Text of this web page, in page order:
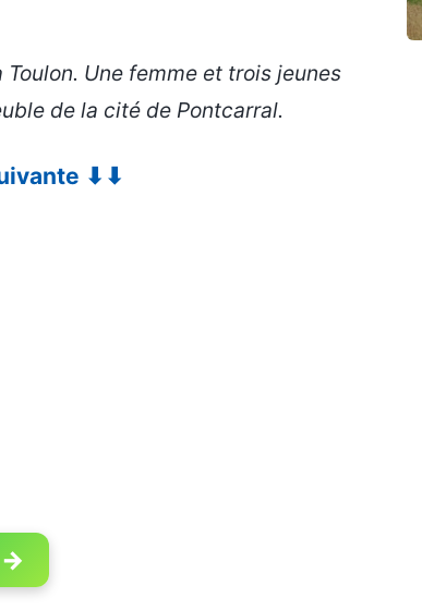
Une femme et trois jeunes
de la cité de Pontcarral.
⬇⬇
→